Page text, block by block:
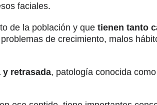
faciales.
de la población y que tienen tanto
de crecimiento, malos
y retrasada, patología conocida como